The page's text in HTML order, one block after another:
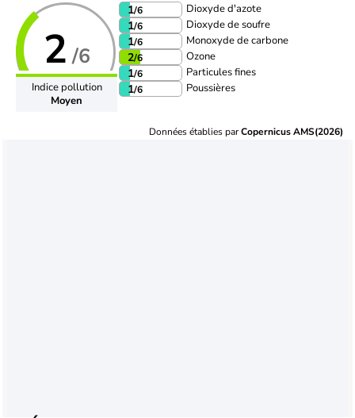
2 /6
Indice pollution
Moyen
1/6 Dioxyde d'azote
1/6 Dioxyde de soufre
1/6 Monoxyde de carbone
2/6 Ozone
1/6 Particules fines
1/6 Poussières
Données établies parCopernicus AMS(2026)